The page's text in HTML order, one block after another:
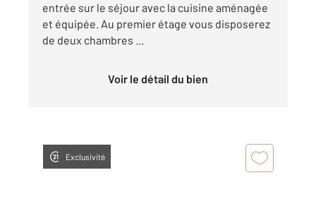
entrée sur le séjour avec la cuisine aménagée
et équipée. Au premier étage vous disposerez
de deux chambres ...
Voir le détail du bien
Exclusivité